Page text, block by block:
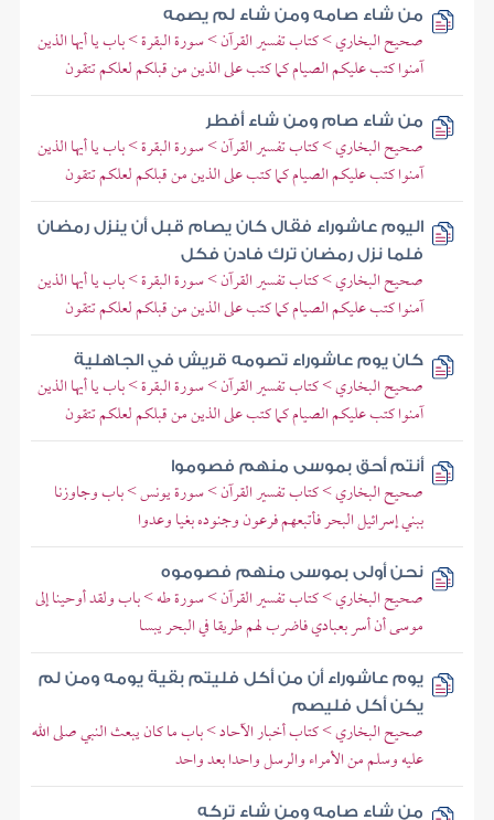
من شاء صامه ومن شاء لم يصمه
صحيح البخاري > كتاب تفسير القرآن > سورة البقرة > باب يا أيها الذين
آمنوا كتب عليكم الصيام كما كتب على الذين من قبلكم لعلكم تتقون
من شاء صام ومن شاء أفطر
صحيح البخاري > كتاب تفسير القرآن > سورة البقرة > باب يا أيها الذين
آمنوا كتب عليكم الصيام كما كتب على الذين من قبلكم لعلكم تتقون
اليوم عاشوراء فقال كان يصام قبل أن ينزل رمضان
فلما نزل رمضان ترك فادن فكل
صحيح البخاري > كتاب تفسير القرآن > سورة البقرة > باب يا أيها الذين
آمنوا كتب عليكم الصيام كما كتب على الذين من قبلكم لعلكم تتقون
كان يوم عاشوراء تصومه قريش في الجاهلية
صحيح البخاري > كتاب تفسير القرآن > سورة البقرة > باب يا أيها الذين
آمنوا كتب عليكم الصيام كما كتب على الذين من قبلكم لعلكم تتقون
أنتم أحق بموسى منهم فصوموا
صحيح البخاري > كتاب تفسير القرآن > سورة يونس > باب وجاوزنا
ببني إسرائيل البحر فأتبعهم فرعون وجنوده بغيا وعدوا
نحن أولى بموسى منهم فصوموه
صحيح البخاري > كتاب تفسير القرآن > سورة طه > باب ولقد أوحينا إلى
موسى أن أسر بعبادي فاضرب لهم طريقا في البحر يبسا
يوم عاشوراء أن من أكل فليتم بقية يومه ومن لم
يكن أكل فليصم
صحيح البخاري > كتاب أخبار الآحاد > باب ما كان يبعث النبي صلى الله
عليه وسلم من الأمراء والرسل واحدا بعد واحد
من شاء صامه ومن شاء تركه